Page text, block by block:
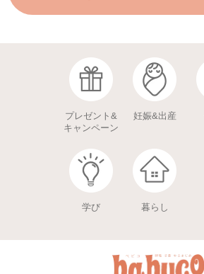
プレゼント&
キャンペーン
妊娠&出産
学び 暮らし